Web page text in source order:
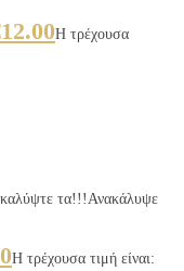
12.00Η τρέχουσα
τα!!!Ανακάλυψε
Η τρέχουσα τιμή είναι: